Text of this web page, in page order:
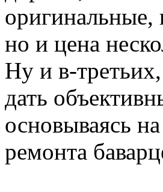
оригинальные,
но и цена
Ну и в-
дать
основываясь
ремонта